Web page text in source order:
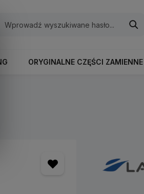
ORYGINALNE CZĘŚCI ZAMIENNE